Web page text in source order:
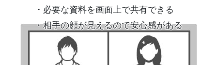
・必要な資料を画面上で共有できる
・相手の顔が見えるので安心感がある